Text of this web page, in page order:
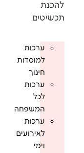
להכנת
תכשיטים
ערכות
למוסדות
חינוך
ערכות
לכל
המשפחה
ערכות
לאירועים
וימי